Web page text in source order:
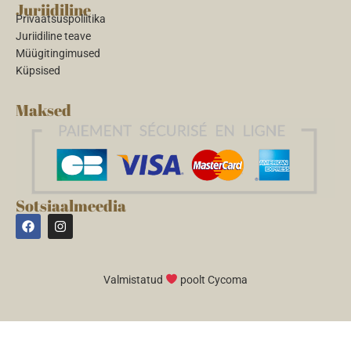
Juriidiline
Privaatsuspoliitika
Juriidiline teave
Müügitingimused
Küpsised
Maksed
Sotsiaalmeedia
Valmistatud poolt Cycoma